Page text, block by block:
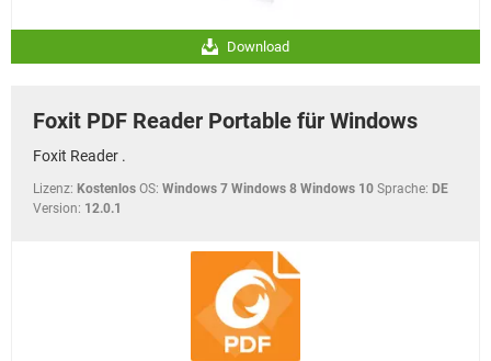
Download
Foxit PDF Reader Portable für Windows
Foxit Reader .
Lizenz: Kostenlos OS: Windows 7 Windows 8 Windows 10 Sprache: DE
Version: 12.0.1